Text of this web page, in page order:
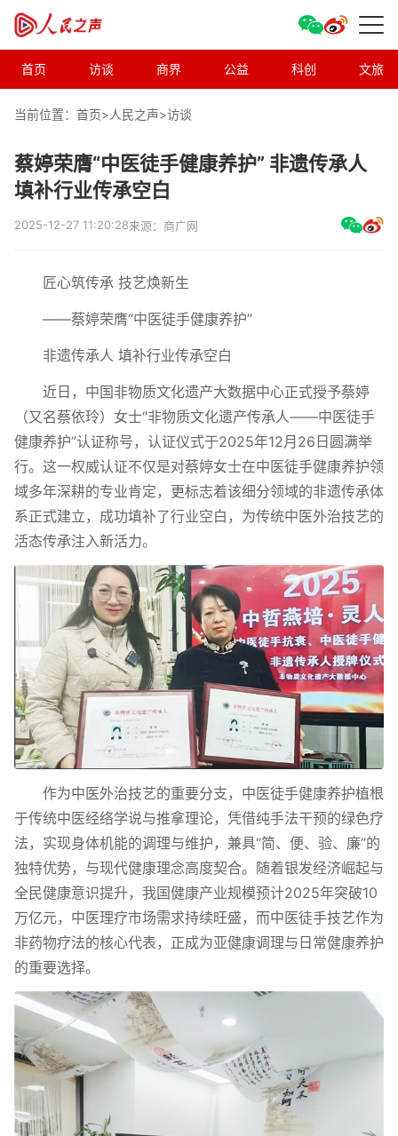
首页 访谈 商界 公益 科创 文旅
当前位置：首页>人民之声>访谈
蔡婷荣膺“中医徒手健康养护” 非遗传承人
填补行业传承空白
2025-12-27 11:20:28来源：商广网
匠心筑传承 技艺焕新生
——蔡婷荣膺“中医徒手健康养护”
非遗传承人 填补行业传承空白
近日，中国非物质文化遗产大数据中心正式授予蔡婷
（又名蔡依玲）女士“非物质文化遗产传承人——中医徒手
健康养护”认证称号，认证仪式于2025年12月26日圆满举
行。这一权威认证不仅是对蔡婷女士在中医徒手健康养护领
域多年深耕的专业肯定，更标志着该细分领域的非遗传承体
系正式建立，成功填补了行业空白，为传统中医外治技艺的
活态传承注入新活力。
作为中医外治技艺的重要分支，中医徒手健康养护植根
于传统中医经络学说与推拿理论，凭借纯手法干预的绿色疗
法，实现身体机能的调理与维护，兼具“简、便、验、廉”的
独特优势，与现代健康理念高度契合。随着银发经济崛起与
全民健康意识提升，我国健康产业规模预计2025年突破10
万亿元，中医理疗市场需求持续旺盛，而中医徒手技艺作为
非药物疗法的核心代表，正成为亚健康调理与日常健康养护
的重要选择。